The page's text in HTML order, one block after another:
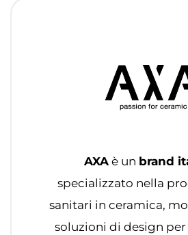
AXA è un brand
specializzato nella
sanitari in ceramica,
soluzioni di design per